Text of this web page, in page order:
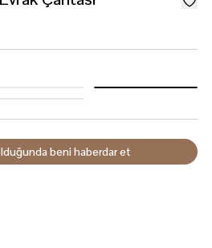
beni haberdar et